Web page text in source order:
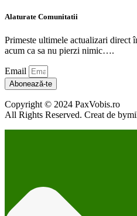
Alaturate Comunitatii
Primeste ultimele actualizari direct
acum ca sa nu pierzi nimic….
Email
Abonează-te
Copyright © 2024 PaxVobis.ro
All Rights Reserved. Creat de